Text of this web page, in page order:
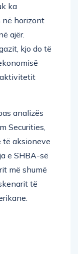
ka
në horizont
ajër.
kjo do të
analizës
Securities,
të aksioneve
e SHBA-së
më shumë
të